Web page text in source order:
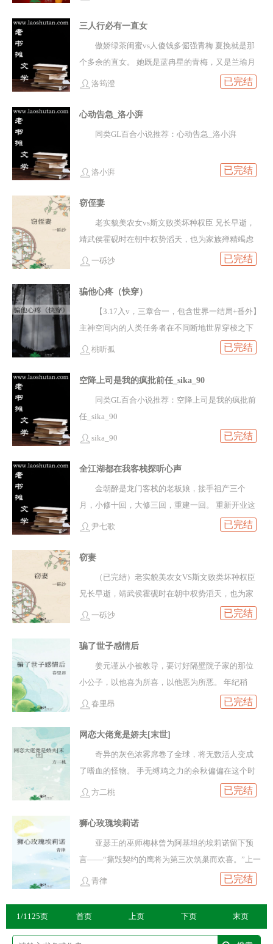
正安无烬身怀异术，解决诡案无数。所有人以为他
案牍劳形，是林下神仙；少有人知他酷爱混吃等
死，随口胡云自己都不信。更少有人知道，他曾经
有个莫逆之交，被卷入诡事、死个干净。为此，安
监正抽骨制剑、为其报仇，导致异术反噬难医。*几
想：甭管咱俩什么交情，你丫先从六皇子身上下
翻脸不认？我变得不人不鬼为什么？ ——原来对方
愿，一心铺在公务上，拖着破身子白天办案，晚上
写书，把六殿下吓得心惊胆战，化身狗皮膏药，嘘
寒问暖，见他咳嗽一声都心疼，唯独提及旧事就修
闭口禅。安无烬怒极反笑：记得我表字无烬，就别
鬼面剥皮事件；决养尸地束魂桩事件；活死人纸扎
无烬~被掩盖的旧事浮出水面。安无烬终于知道，对
掐指一算，如今我五行缺命：都快死了，想从头来
过……还有个屁用！-攻视角-六皇子有两把刀。一把
仪刀，华丽无用；一把短刃，漆黑致命。他以为他
能用短刃陪无烬扫尽天下冤屈，不曾想那无用的仪
恨我，也要他活着。可时过境迁，他发现自己机关
算尽，算漏了“心意”。代价依旧是心上人的命。【说
明】※1v1，he；※主线+单元案，事件、案件多有
原型，魔改，内含异闻异术，但大概率没鬼（应该
没有，嗯），部分内容重口、猎奇，端水不控任何
一方（包括攻受和男女），请喜欢小清新的小可爱
的·下一本文案·-------少年感的爹vs爹感的少年-受视
固朝纲。无奈社稷难稳，新帝昏庸。他只得刀斩乱
麻，废帝立新，拥二皇子沈辰为帝。沈辰仁德，但
外患内乱依旧不断，丞相的脊梁要被压弯了，仅数
年过，他已鬓生白发，容颜憔悴。太医断他时日无
保护折了陛下本可渐丰的羽翼。-一年后。帝王沈辰
派兵围困相府，他把满摞罪证甩在丞相面前，忍着
眼泪质问他：相父为何里通外族？为何亏空国库？
你给朕理由，朕都原谅你。岑离整身白衣，笑得春
风化雨：为帝王心要够狠。你心太软了，陛下。然
程。可为时已晚，岑离服毒自尽，呕血不止，白衣
染红。-时间转眼过，北炎再无岑相。陛下沈辰越发
铁腕怀柔，威立于朝，只是迟迟不娶亲，将众臣愁
歪的神秘人言听计从，遂去求援。是夜，陛下政务
已毕，访别苑。神秘人劝说：陛下到年纪，该立后
三人行必有一直女
傲娇绿茶闺蜜vs人傻钱多倔强青梅 夏挽就是那
个多余的直女。 她既是蓝冉星的青梅，又是兰瑜月
的闺蜜。 她以为她们能成为最稳定的三角形，结
好，都是她的错。
洛筠澄 已完结
心动告急_洛小湃
同类GL百合小说推荐：心动告急_洛小湃
洛小湃 已完结
窃侄妻
老实貌美农女vs斯文败类坏种权臣 兄长早逝，
靖武侯霍砚时在朝中权势滔天，也为家族殚精竭虑
精心栽培侄子霍昀，教他文韬武略，让他与青梅竹
女回京，说此女救了自己的命，两人已在乡下结为
夫妻，要明媒正娶让她进门霍砚时看向与他一同跪
着的农女，打扮土气，眼神唯唯诺诺，同京城高门
贵女有云泥之别唯一的优点是生得貌美丰腴，还不
知羞耻与侄儿夜夜痴缠。霍砚时绝不允许被自己寄
让侄儿与她生出嫌隙。可当那农女终于识趣决定离
开侯府时，他突然想知道，如此普通的农女，为何
能让金玉养成的侄儿沉迷不已，夜夜翻红账……叶
大家族不断提醒着她，她根本配不上矜贵俊逸的侯
府世子，直到亲眼看丈夫和崔氏贵女旧情复燃，她
终于死心，留下一封和离书准备回中洲乡下。临行
前，她去向丈夫的小叔父霍侯爷辞行，想亲口感激
眉善目的佛像，回头时见叶蓁弯着纤颈，眉目间带
们转了个面。那晚叶蓁才知道，她从来仰视的小叔
望……开始霍砚时觉得，一个身份低微的农女，根
本无甚紧要后来， 他恨她冷心冷情，无论他如何捧
上真心哀求，她也不愿多看他一眼。----------------------
----------------------------------霍昀从小就敬仰叔父霍砚
当他被设计失去挚爱悔恨莫及时，叔父却牵着他曾
经的妻子出现在他面前那一刻，他发誓要夺回靖安
侯之位，把她从叔父手上抢回来。防盗70%，36小
时，谢谢支持正版！文案写于2025.12.19阅读提示：
1、女主非完美人设，非女强，就是见识有限的老实
农家女，会有自己的闪光点，会有成长。2、女非男
以进专栏收藏国公府多病的世子一朝亡故，苏青宴
苏青宴此人性格霸道、骄奢淫逸，不侍奉公婆，不
一砾沙 已完结
骗他心疼（快穿）
【3.17入v，三章合一，包含世界一结局+番外】
主神空间内的人类任务者在不间断地世界穿梭之下
极有可能迷失自我，一旦陷入迷失，不仅会忘记自
死亡。计曜接到任务，要去唤醒几个迷失在不同世
界的任务者。初次接到“拯救”任务的计曜勤勤恳恳地
他产生起伏变化，却又维持在彻底清醒的界限内。
眼看光有甜蜜幸福的路子行不通，计曜深思熟虑，
动的情绪值，有点高兴又有点疑惑：宿主这就走了
吗？迷失者的情绪虽然起伏剧烈但还没达到清醒
值。计曜潇洒撩发：下次再来。世界一：张扬小少
到计曜回来了，那个浑身散发着光芒、横冲直撞跑
进他的人生、强硬地抛给他无数期待和快乐、却又
在知道他的脸受伤后留下一句“照照镜子吧”就甩掉他
离开的人——回来了。世界二：不谙世事萌萌小徒
门不过三个月的心肝徒弟转眼就把自己抛到了脑
三：冷静理智最强向导·计曜 x 没有向导就暴躁易疯
穿心口丢弃在野外，好在他还算有点运气，侥幸活
下来觉醒成为黑暗哨兵。原本属于他的向导，却已
经被塔分配给了另一个根本入不了眼的哨兵。陆骹
要把他抢回来，把他施加在自己身上的分毫不落地
满心欢喜地准备给自己安排上一段舒舒服服的假
期，没走出两步却被几个眼熟的人团团围住。计曜
看着前来讨说法的各任务对象，尴尬地好心解释：
那只是工作。方兰尽/喻沼/陆骹：......只、是、工、
作？*其他：1、每个世界不同受，会从攻回穿第一
个世界开始写，不一定受追攻（毕竟攻得演演），
但确实受宠攻；2、假虐攻身真虐受心，攻宝三滴
桃听孤 已完结
空降上司是我的疯批前任_sika_90
同类GL百合小说推荐：空降上司是我的疯批前
任_sika_90
sika_90 已完结
全江湖都在我客栈探听心声
金朝醉是龙门客栈的老板娘，接手祖产三个
月，小修十回，大修三回，重建一回。 重新开业这
天，金朝醉获得了一个自称“江湖百晓生”的系统。
避开那些一言不合就动手的江湖人士。 金朝醉抱着
试试看的心态，查看了第一位客官的江湖生平。
尹七歌 已完结
窃妻
（已完结）老实貌美农女VS斯文败类坏种权臣
兄长早逝，靖武侯霍砚时在朝中权势滔天，也为家
族殚精竭虑 精心栽培侄子霍昀，教他文韬武略，让
一砾沙 已完结
骗了世子感情后
姜元谨从小被教导，要讨好隔壁院子家的那位
小公子，以他喜为所喜，以他恶为所恶。 年纪稍
长，她才知道，他是当今太傅的嫡外孙，稷亲王的
个小小的尚书郎中。所以她尽职尽责，秦临阳要她
往东，她绝不往西；要她往西，她绝不往东。 直到
有一天，秦临阳要她嫁给他。
春里昂 已完结
网恋大佬竟是娇夫[末世]
奇异的灰色浓雾席卷了全球，将无数活人变成
了嗜血的怪物。 手无缚鸡之力的余秋偏偏在这个时
候生病了。 互有好感的网友在她最脆弱时找上门。
余秋看着他那张陌生的脸，只觉脊背发凉。 她的网
友根本不长这样！ 余秋深知送上门的美色必有猫
腻，可她手无寸铁，只好装作一副被蒙在鼓里的样
子，配合表演：“谢、谢谢你啊。” 网友眼神灼热，
语气怪异：“不客气，毕竟......我就是为你而存在的
啊。” 从此‘网友’化身男保姆，对余秋百般照顾、百
依百顺，余秋却对‘网友\’百般防备。 高烧数日，觉
醒了异能，自觉有了底气的余秋觉得，是时候把话
方二桃 已完结
狮心玫瑰埃莉诺
亚瑟王的巫师梅林曾为阿基坦的埃莉诺留下预
言——“撕毁契约的鹰将为第三次筑巢而欢喜。”上一
世，她是法国国王路易七世和英格兰国王亨利二世
再次睁开眼睛时，自己竟回到了少女时期。痛苦又
青律 已完结
1/1125页 首页 上页 下页 末页